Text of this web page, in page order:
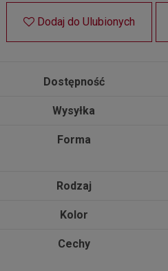
Dodaj do Ulubionych
Dostępność
Wysyłka
Forma
Rodzaj
Kolor
Cechy